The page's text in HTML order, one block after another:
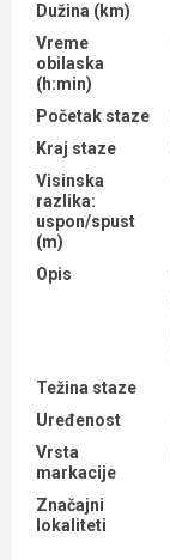
Dužina (km)
Vreme
obilaska
(h:min)
Početak staze
Kraj staze
Visinska
razlika:
uspon/spust
(m)
Opis
Težina staze
Uređenost
Vrsta
markacije
Značajni
lokaliteti